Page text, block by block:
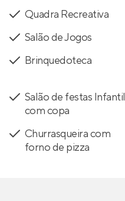
Quadra Recreativa
Salão de Jogos
Brinquedoteca
Salão de festas Infantil
com copa
Churrasqueira com
forno de pizza